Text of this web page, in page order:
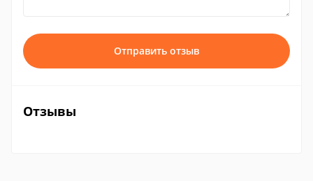
Отправить отзыв
Отзывы